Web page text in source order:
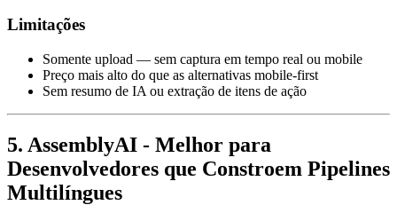
Limitações
Somente upload — sem captura em tempo real ou mobile
Preço mais alto do que as alternativas mobile-first
Sem resumo de IA ou extração de itens de ação
5. AssemblyAI - Melhor para
Desenvolvedores que Constroem Pipelines
Multilíngues